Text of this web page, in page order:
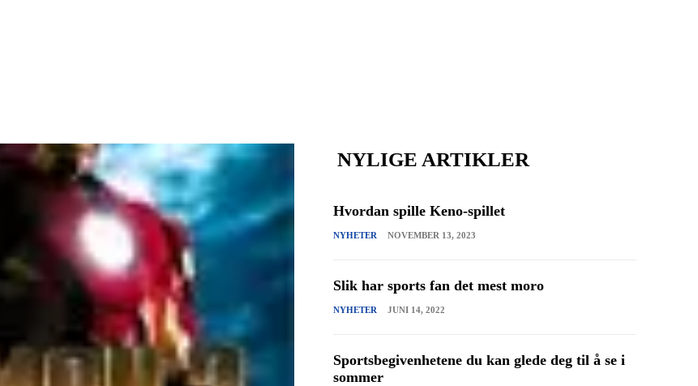
NYLIGE ARTIKLER
Hvordan spille Keno-spillet
NYHETER NOVEMBER 13, 2023
Slik har sports fan det mest moro
NYHETER JUNI 14, 2022
Sportsbegivenhetene du kan glede deg til å se i
sommer